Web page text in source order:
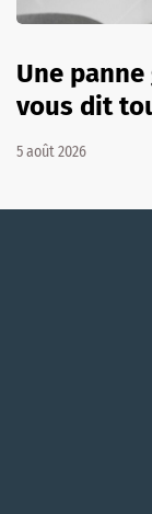
Une
vous dit
5 août 2026